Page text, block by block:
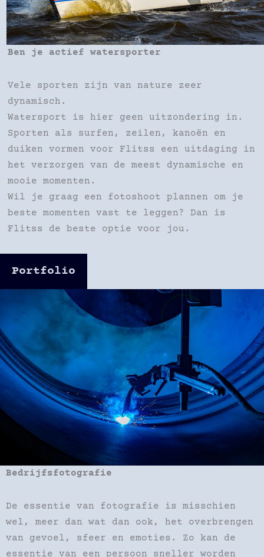
Ben je actief watersporter
Vele sporten zijn van nature zeer
dynamisch.
Watersport is hier geen uitzondering in.
Sporten als surfen, zeilen, kanoën en
duiken vormen voor Flitss een uitdaging in
het verzorgen van de meest dynamische en
mooie momenten.
Wil je graag een fotoshoot plannen om je
beste momenten vast te leggen? Dan is
Flitss de beste optie voor jou.
Portfolio
Bedrijfsfotografie
De essentie van fotografie is misschien
wel, meer dan wat dan ook, het overbrengen
van gevoel, sfeer en emoties. Zo kan de
essentie van een persoon sneller worden